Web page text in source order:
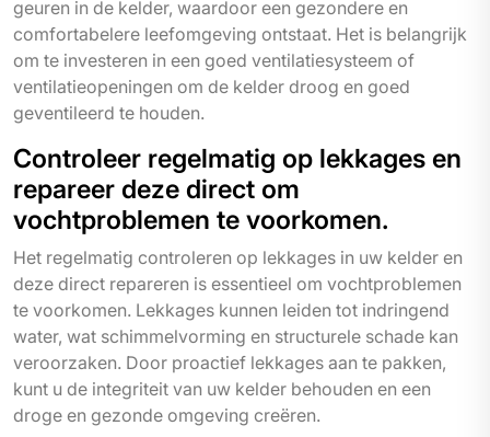
geuren in de kelder, waardoor een gezondere en
comfortabelere leefomgeving ontstaat. Het is belangrijk
om te investeren in een goed ventilatiesysteem of
ventilatieopeningen om de kelder droog en goed
geventileerd te houden.
Controleer regelmatig op lekkages en
repareer deze direct om
vochtproblemen te voorkomen.
Het regelmatig controleren op lekkages in uw kelder en
deze direct repareren is essentieel om vochtproblemen
te voorkomen. Lekkages kunnen leiden tot indringend
water, wat schimmelvorming en structurele schade kan
veroorzaken. Door proactief lekkages aan te pakken,
kunt u de integriteit van uw kelder behouden en een
droge en gezonde omgeving creëren.